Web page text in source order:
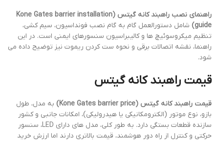
راهنمای نصب راهبند کانه گیتس (Kone Gates barrier installation
guide) شامل دستورالعمل گام به گام نصب فونداسیون، سیم کشی،
تنظیم میکروسوئیچ ها و کالیبراسیون سنسورهای ایمنی است. در این
راهنما، نقشه اتصالات برقی و نحوه ست کردن ریموت نیز توضیح داده می
شود.
قیمت راهبند کانه گیتس
قیمت راهبند کانه گیتس (Kone Gates barrier price)
به مدل، طول
بازو، نوع موتور (الکترومکانیکی یا هیدرولیکی)، امکانات جانبی و کشور
سازنده قطعات بستگی دارد. به طور کلی، مدل های دارای LED، سنسور
حرکتی و کنترل از راه دور هوشمند، قیمت بالاتری دارند اما ارزش خرید